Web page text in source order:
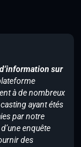
sur
à de nombreux
ayant étés
par notre
enquête
des